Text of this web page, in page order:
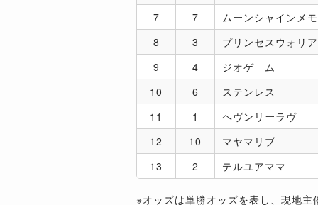
7
7
ムーンシャインメ
8
3
プリンセスウォリ
9
4
ジオゲーム
10
6
ステンレス
11
1
ヘヴンリーラヴ
12
10
マヤマリブ
13
2 テルユアママ
※オッズは単勝オッズを表し、現地